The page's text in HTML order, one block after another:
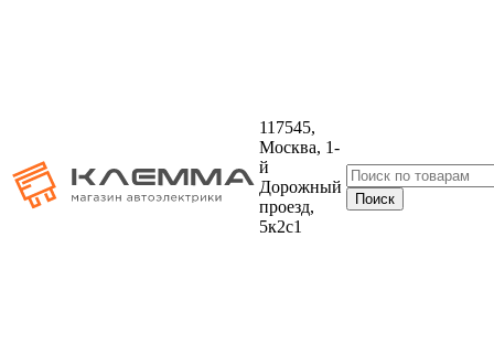
117545,
Москва, 1-
й
Дорожный
проезд,
5к2с1